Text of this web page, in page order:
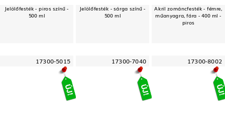
Jelölőfesték - piros színű -
500 ml
Jelölőfesték - sárga színű -
500 ml
Akril zománcfesték - fémre,
műanyagra, fára - 400 ml -
piros
17300-5015 17300-7040 17300-8002